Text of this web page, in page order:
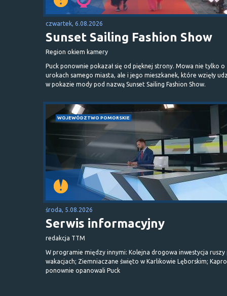
czwartek, 6.08.2026
Sunset Sailing Fashion Show
Region okiem kamery
Puck ponownie pokazał się od pięknej strony. Mowa nie tylko o
urokach samego miasta, ale i jego mieszkanek, które wzięły
w pokazie mody pod nazwą Sunset Sailing Fashion Show.
WOJEWÓDZTWO POMORSKIE
środa, 5.08.2026
Serwis informacyjny
redakcja TTM
W programie między innymi: Kolejna drogowa inwestycja ruszy
wakacjach; Ziemniaczane święto w Karlikowie Lęborskim;
ponownie opanowali Puck